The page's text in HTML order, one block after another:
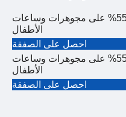
وفّر أكثر! استمتع بخصم يصل إلى 55% على مجوهرات وساعات
الأطفال
احصل على الصفقة
وفّر أكثر! استمتع بخصم يصل إلى 55% على مجوهرات وساعات
الأطفال
احصل على الصفقة